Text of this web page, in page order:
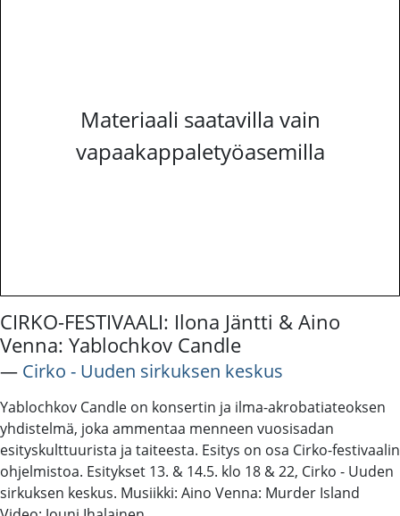
Materiaali saatavilla vain
vapaakappaletyöasemilla
CIRKO-FESTIVAALI: Ilona Jäntti & Aino
Venna: Yablochkov Candle
― Cirko - Uuden sirkuksen keskus
Yablochkov Candle on konsertin ja ilma-akrobatiateoksen
yhdistelmä, joka ammentaa menneen vuosisadan
esityskulttuurista ja taiteesta. Esitys on osa Cirko-festivaalin
ohjelmistoa. Esitykset 13. & 14.5. klo 18 & 22, Cirko - Uuden
sirkuksen keskus. Musiikki: Aino Venna: Murder Island